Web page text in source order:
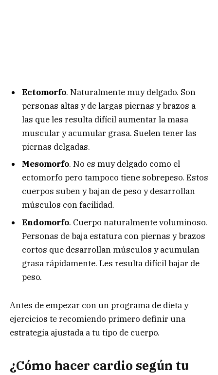
Ectomorfo. Naturalmente muy delgado. Son
personas altas y de largas piernas y brazos a
las que les resulta difícil aumentar la masa
muscular y acumular grasa. Suelen tener las
piernas delgadas.
Mesomorfo. No es muy delgado como el
ectomorfo pero tampoco tiene sobrepeso. Estos
cuerpos suben y bajan de peso y desarrollan
músculos con facilidad.
Endomorfo. Cuerpo naturalmente voluminoso.
Personas de baja estatura con piernas y brazos
cortos que desarrollan músculos y acumulan
grasa rápidamente. Les resulta difícil bajar de
peso.
Antes de empezar con un programa de dieta y
ejercicios te recomiendo primero definir una
estrategia ajustada a tu tipo de cuerpo.
¿Cómo hacer cardio según tu